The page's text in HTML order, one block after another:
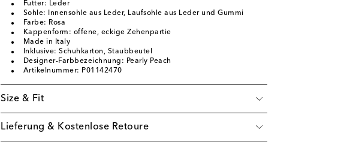
Futter: Leder
Sohle: Innensohle aus Leder, Laufsohle aus Leder und Gummi
Farbe: Rosa
Kappenform: offene, eckige Zehenpartie
Made in Italy
Inklusive: Schuhkarton, Staubbeutel
Designer-Farbbezeichnung: Pearly Peach
Artikelnummer: P01142470
Size & Fit
Lieferung & Kostenlose Retoure